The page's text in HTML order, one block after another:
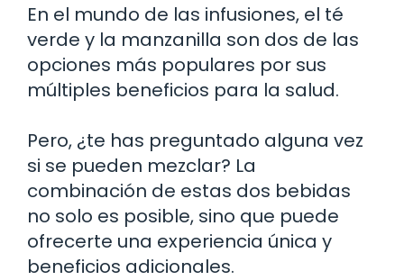
En el mundo de las infusiones, el té
verde y la manzanilla son dos de las
opciones más populares por sus
múltiples beneficios para la salud.
Pero, ¿te has preguntado alguna vez
si se pueden mezclar? La
combinación de estas dos bebidas
no solo es posible, sino que puede
ofrecerte una experiencia única y
beneficios adicionales.